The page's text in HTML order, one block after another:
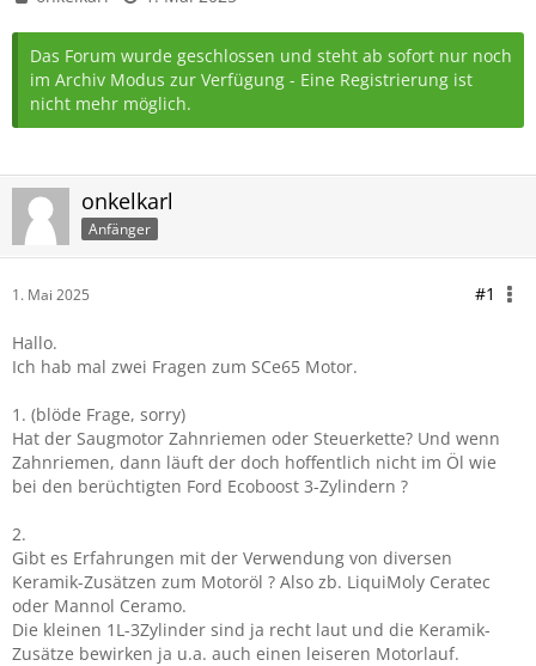
Das Forum wurde geschlossen und steht ab sofort nur noch
im Archiv Modus zur Verfügung - Eine Registrierung ist
nicht mehr möglich.
onkelkarl
Anfänger
1. Mai 2025 #1
Hallo.
Ich hab mal zwei Fragen zum SCe65 Motor.
1. (blöde Frage, sorry)
Hat der Saugmotor Zahnriemen oder Steuerkette? Und wenn
Zahnriemen, dann läuft der doch hoffentlich nicht im Öl wie
bei den berüchtigten Ford Ecoboost 3-Zylindern ?
2.
Gibt es Erfahrungen mit der Verwendung von diversen
Keramik-Zusätzen zum Motoröl ? Also zb. LiquiMoly Ceratec
oder Mannol Ceramo.
Die kleinen 1L-3Zylinder sind ja recht laut und die Keramik-
Zusätze bewirken ja u.a. auch einen leiseren Motorlauf.